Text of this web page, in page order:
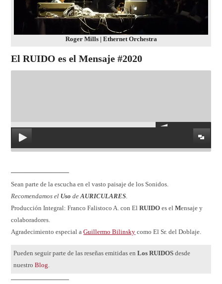
Roger Mills | Ethernet Orchestra
El RUIDO es el Mensaje #2020
─────────────
Sean parte de la escucha en el vasto paisaje de los Sonidos.
Recomendamos el Uso deAURICULARES
Producción Integral: Franco Falistoco A. con ElRUIDO es elMensaje y
colaboradores.
Agradecimiento especial aGuillermo Bilinsky como El Sr. del Doblaje.
Pueden seguir parte de las reseñas emitidas enLos RUIDOS desde
nuestroBlog.
─────────────